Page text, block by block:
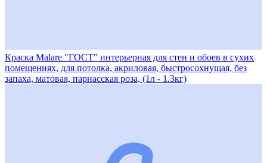
Краска Malare "ГОСТ" интерьерная для стен и обоев в сухих
помещениях, для потолка, акриловая, быстросохнущая, без
запаха, матовая, парнасская роза, (1л - 1.3кг)